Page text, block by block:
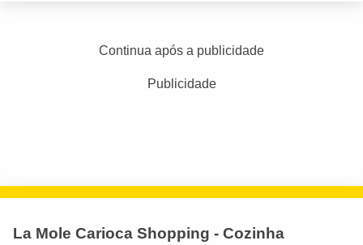
Continua após a publicidade
Publicidade
La Mole Carioca Shopping - Cozinha